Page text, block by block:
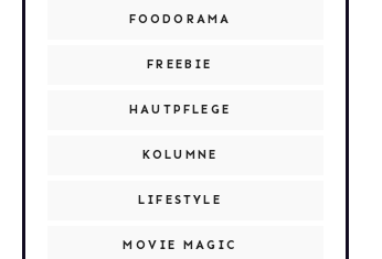
FOODORAMA
FREEBIE
HAUTPFLEGE
KOLUMNE
LIFESTYLE
MOVIE MAGIC